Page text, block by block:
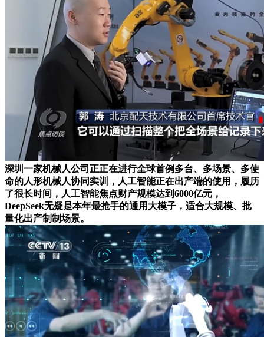
深圳一家机械人公司正正在进行全球首例多台、多场景、多使
命的人形机械人协同实训，人工智能正在出产端的使用，履历
了很长时间，人工智能焦点财产规模达到6000亿元，
DeepSeek无疑是本年最抢手的通用大模子，适合大规模、批
量化出产制制场景。